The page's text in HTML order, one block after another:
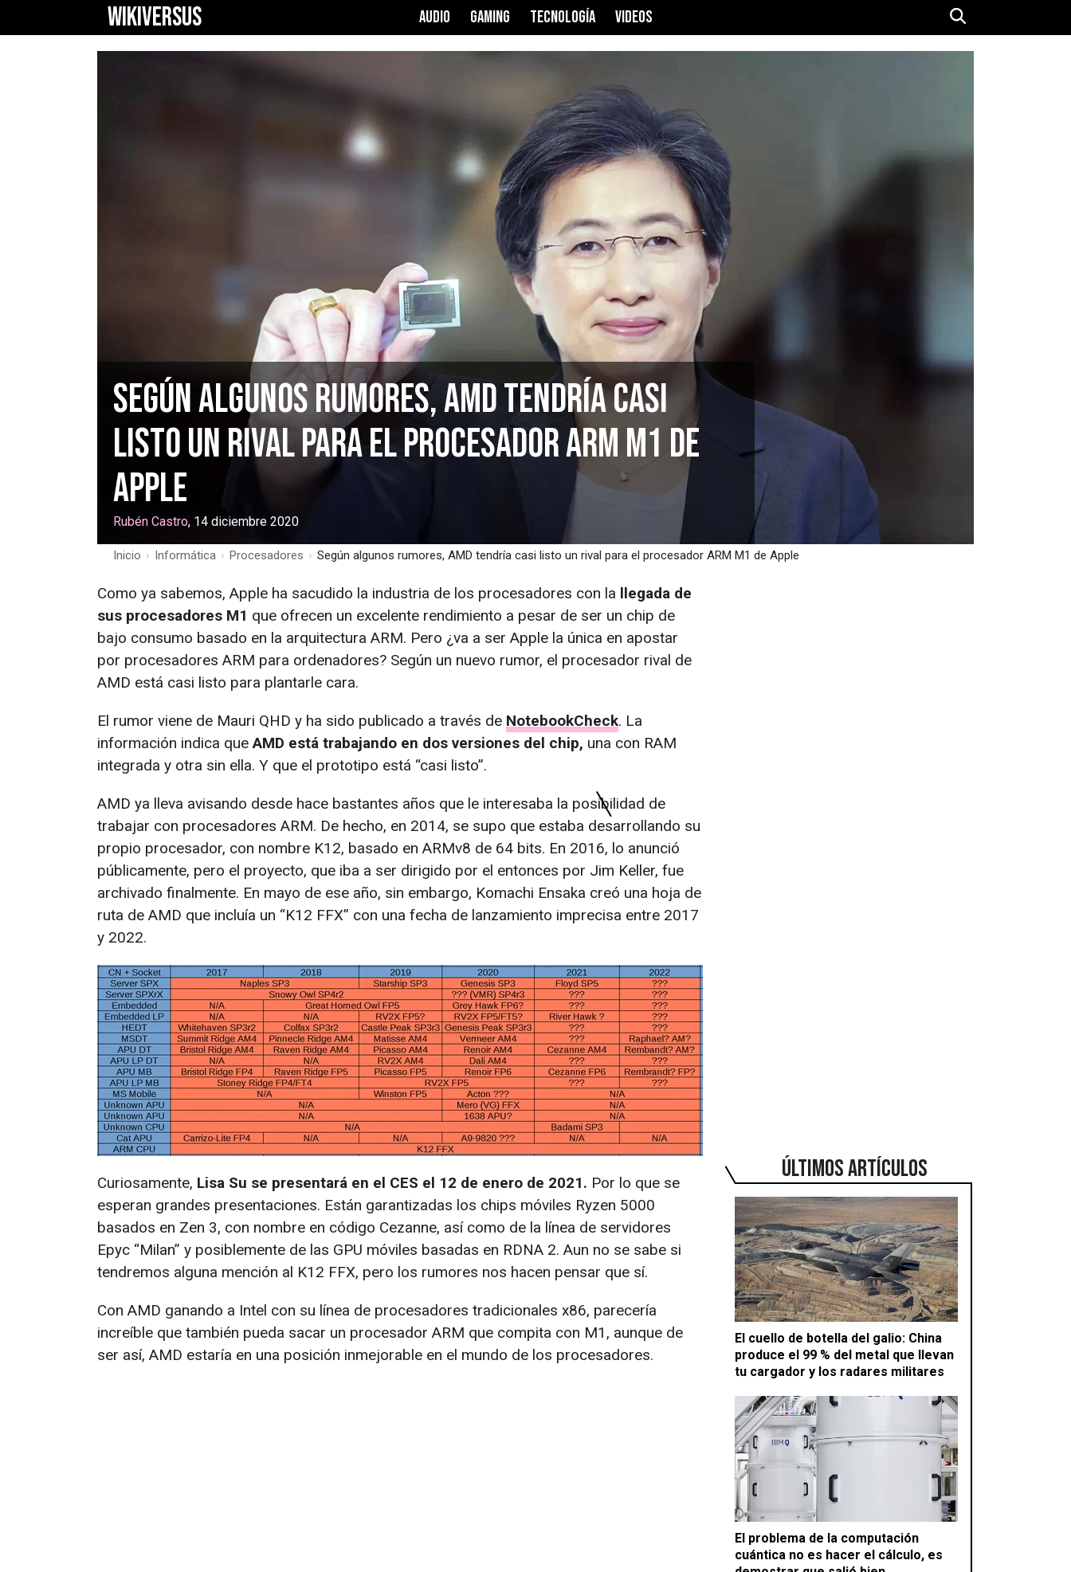
WIKIVERSUS AUDIO GAMING TECNOLOGÍA VIDEOS
Según algunos rumores, AMD tendría casi
listo un rival para el procesador ARM M1 de
Apple
Rubén Castro, 14 diciembre 2020
Inicio › Informática › Procesadores › Según algunos rumores, AMD tendría casi listo un rival para el procesador ARM M1 de Apple
ÚLTIMOS ARTÍCULOS
El cuello de botella del galio: China
produce el 99 % del metal que llevan
tu cargador y los radares militares
El problema de la computación
cuántica no es hacer el cálculo, es
Como ya sabemos, Apple ha sacudido la industria de los procesadores con la llegada de
sus procesadores M1 que ofrecen un excelente rendimiento a pesar de ser un chip de
bajo consumo basado en la arquitectura ARM. Pero ¿va a ser Apple la única en apostar
por procesadores ARM para ordenadores? Según un nuevo rumor, el procesador rival de
AMD está casi listo para plantarle cara.
El rumor viene de Mauri QHD y ha sido publicado a través de NotebookCheck. La
información indica queAMD está trabajando en dos versiones del chip, una con RAM
integrada y otra sin ella. Y que el prototipo está “casi listo”.
AMD ya lleva avisando desde hace bastantes años que le interesaba la posibilidad de
trabajar con procesadores ARM. De hecho, en 2014, se supo que estaba desarrollando su
propio procesador, con nombre K12, basado en ARMv8 de 64 bits. En 2016, lo anunció
públicamente, pero el proyecto, que iba a ser dirigido por el entonces por Jim Keller, fue
archivado finalmente. En mayo de ese año, sin embargo, Komachi Ensaka creó una hoja de
ruta de AMD que incluía un “K12 FFX” con una fecha de lanzamiento imprecisa entre 2017
y 2022.
Curiosamente, Lisa Su se presentará en el CES el 12 de enero de 2021. Por lo que se
esperan grandes presentaciones. Están garantizadas los chips móviles Ryzen 5000
basados en Zen 3, con nombre en código Cezanne, así como de la línea de servidores
Epyc “Milan” y posiblemente de las GPU móviles basadas en RDNA 2. Aun no se sabe si
tendremos alguna mención al K12 FFX, pero los rumores nos hacen pensar que sí.
Con AMD ganando a Intel con su línea de procesadores tradicionales x86, parecería
increíble que también pueda sacar un procesador ARM que compita con M1, aunque de
ser así, AMD estaría en una posición inmejorable en el mundo de los procesadores.